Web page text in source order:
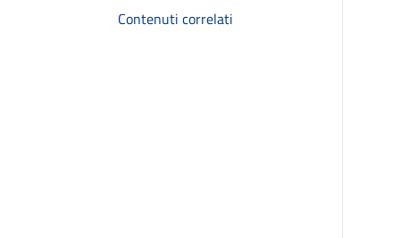
Contenuti correlati